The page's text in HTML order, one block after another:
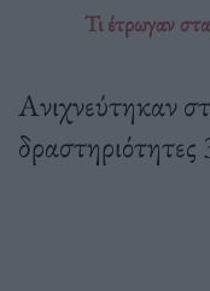
Τι έτρωγαν
Ανιχνεύτηκαν